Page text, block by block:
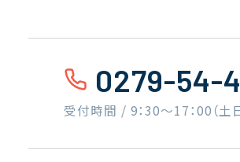
0279-54-
受付時間 / 9：30〜17：00（土